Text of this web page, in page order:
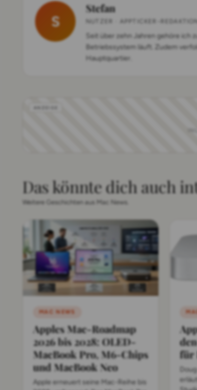
S
Stefan
NUTZER · APPTICKER-REDAKTION
Seit über zehn Jahren gehöre ich
Betriebssystem läuft. Zudem
Hauptquartier.
Das könnte dich auch
Weitere Geschichten aus Mac News.
MAC NEWS
Apples Mac-Roadmap
2026 bis 2028: OLED-
MacBook Pro, M6-Chips
und MacBook Neo
Apple erneuert seine Mac-Reihe bis
für